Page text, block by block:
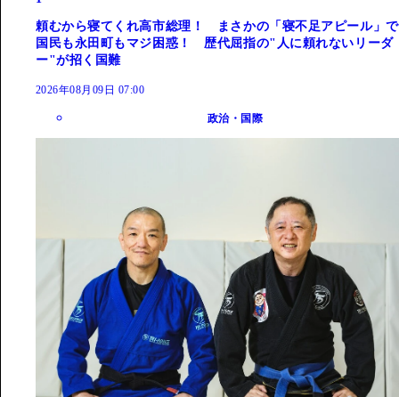
頼むから寝てくれ高市総理！ まさかの「寝不足アピール」で
国民も永田町もマジ困惑！ 歴代屈指の"人に頼れないリーダ
ー"が招く国難
2026年08月09日 07:00
政治・国際